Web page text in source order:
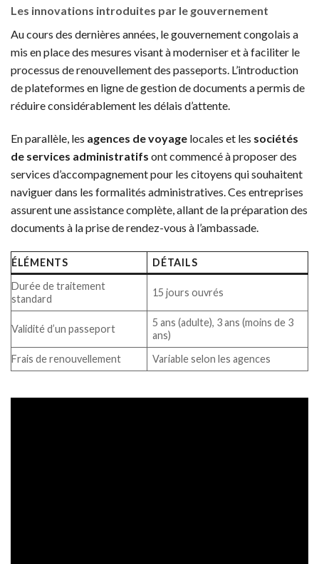
Les innovations introduites par le gouvernement
Au cours des dernières années, le gouvernement congolais a
mis en place des mesures visant à moderniser et à faciliter le
processus de renouvellement des passeports. L’introduction
de plateformes en ligne de gestion de documents a permis de
réduire considérablement les délais d’attente.
En parallèle, les agences de voyage locales et les sociétés
de services administratifs ont commencé à proposer des
services d’accompagnement pour les citoyens qui souhaitent
naviguer dans les formalités administratives. Ces entreprises
assurent une assistance complète, allant de la préparation des
documents à la prise de rendez-vous à l’ambassade.
ÉLÉMENTS
DÉTAILS
Durée de traitement
standard
15 jours ouvrés
Validité d’un passeport
5 ans (adulte), 3 ans (moins de 3
ans)
Frais de renouvellement
Variable selon les agences